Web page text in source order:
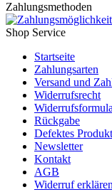
Zahlungsmethoden
Shop Service
Startseite
Zahlungsarten
Versand und
Widerrufsrecht
Rückgabe
Defektes Produkt
Newsletter
Kontakt
AGB
Widerruf erklären